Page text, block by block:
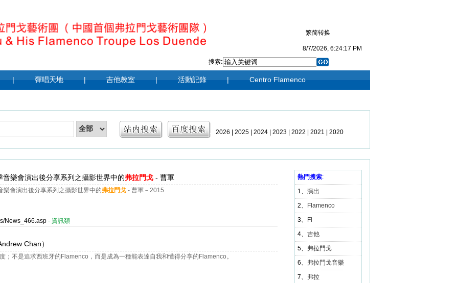
繁简转换
8/7/2026, 6:24:17 PM
搜索:
| 彈唱天地 | 吉他教室 | 活動記錄 | Centro Flamenco
2026 2025 2024 2023 2022 2021 2020
2009|2008
音樂會演出後分享系列之攝影世界中的弗拉門戈 - 曹軍
會演出後分享系列之攝影世界中的弗拉門戈 - 曹軍－2015
News_466.asp - 資訊類
Chan）
；不是追求西班牙的Flamenco，而是成為一種能表達自我和懂得分享的Flamenco。
熱門搜索:
1、 演出
2、
Flamenco
3、
Fl
4、 吉他
5、 弗拉門戈
6、 弗拉門戈音樂
7、 弗拉